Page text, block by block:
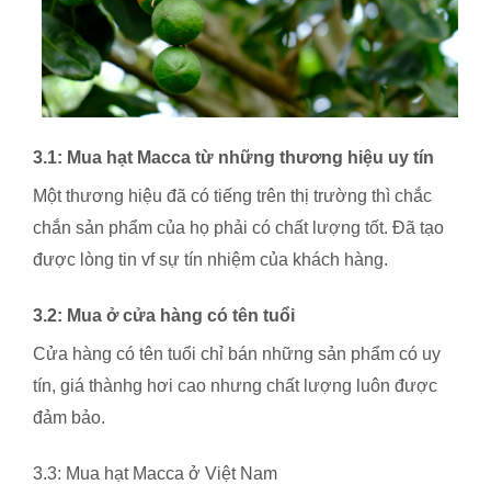
3.1: Mua hạt Macca từ những thương hiệu uy tín
Một thương hiệu đã có tiếng trên thị trường thì chắc
chắn sản phẩm của họ phải có chất lượng tốt. Đã tạo
được lòng tin vf sự tín nhiệm của khách hàng.
3.2: Mua ở cửa hàng có tên tuổi
Cửa hàng có tên tuổi chỉ bán những sản phẩm có uy
tín, giá thànhg hơi cao nhưng chất lượng luôn được
đảm bảo.
3.3: Mua hạt Macca ở Việt Nam